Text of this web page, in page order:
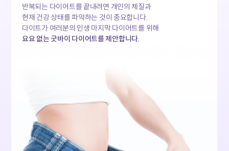
반복되는 다이어트를 끝내려면 개인의 체질과
현재 건강 상태를 파악하는 것이 중요합니다.
다이트가 여러분의 인생 마지막 다이어트를 위해
요요 없는 굿바이 다이어트를 제안합니다.